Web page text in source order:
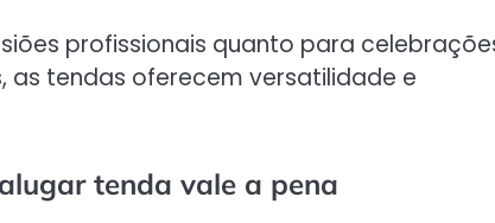
profissionais quanto para
as tendas oferecem versatilidade e
tenda vale a pena